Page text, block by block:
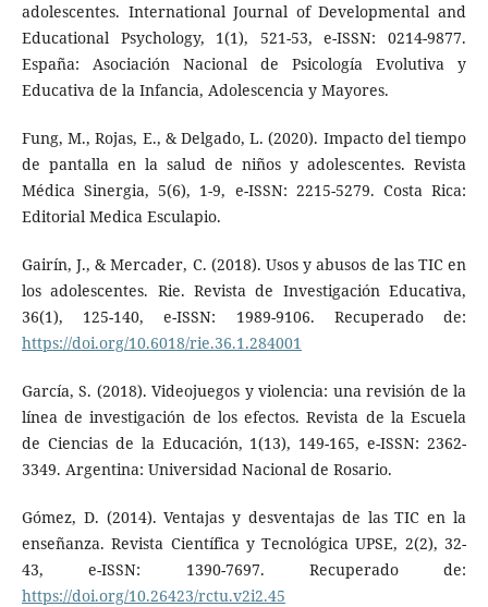
adolescentes. International Journal of Developmental and
Educational Psychology, 1(1), 521-53, e-ISSN: 0214-9877.
España: Asociación Nacional de Psicología Evolutiva y
Educativa de la Infancia, Adolescencia y Mayores.
Fung, M., Rojas, E., & Delgado, L. (2020). Impacto del tiempo
de pantalla en la salud de niños y adolescentes. Revista
Médica Sinergia, 5(6), 1-9, e-ISSN: 2215-5279. Costa Rica:
Editorial Medica Esculapio.
Gairín, J., & Mercader, C. (2018). Usos y abusos de las TIC en
los adolescentes. Rie. Revista de Investigación Educativa,
36(1), 125-140, e-ISSN: 1989-9106. Recuperado de:
https://doi.org/10.6018/rie.36.1.284001
García, S. (2018). Videojuegos y violencia: una revisión de la
línea de investigación de los efectos. Revista de la Escuela
de Ciencias de la Educación, 1(13), 149-165, e-ISSN: 2362-
3349. Argentina: Universidad Nacional de Rosario.
Gómez, D. (2014). Ventajas y desventajas de las TIC en la
enseñanza. Revista Científica y Tecnológica UPSE, 2(2), 32-
43, e-ISSN: 1390-7697. Recuperado de:
https://doi.org/10.26423/rctu.v2i2.45